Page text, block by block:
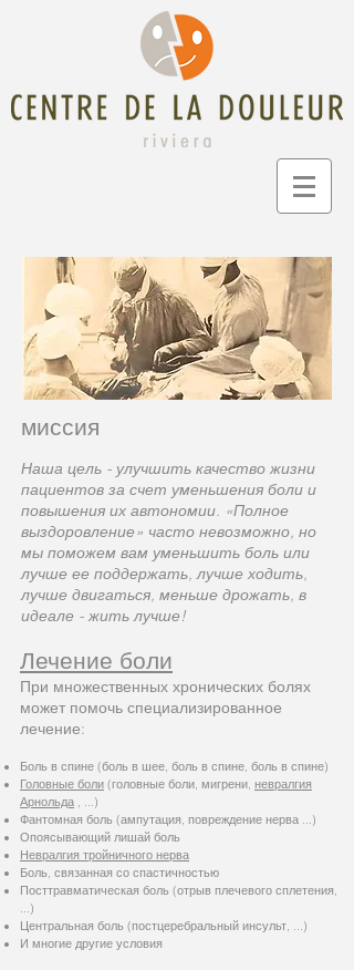
миссия
Наша цель - улучшить качество жизни
пациентов за счет уменьшения боли и
повышения их автономии. «Полное
выздоровление» часто невозможно, но
мы поможем вам уменьшить боль или
лучше ее поддержать, лучше ходить,
лучше двигаться, меньше дрожать, в
идеале - жить лучше!
Лечение боли
При множественных хронических болях
может помочь специализированное
лечение:
Боль в спине (боль в шее, боль в спине, боль в спине)
Головные боли (головные боли, мигрени, невралгия
Арнольда , ...)
Фантомная боль (ампутация, повреждение нерва ...)
Опоясывающий лишай боль
Невралгия тройничного нерва
Боль, связанная со спастичностью
Посттравматическая боль (отрыв плечевого сплетения,
...)
Центральная боль (постцеребральный инсульт, ...)
И многие другие условия